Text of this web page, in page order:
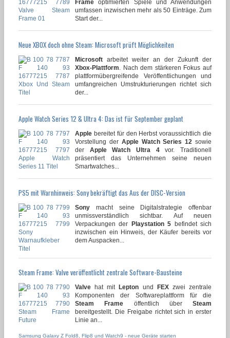
Frame optimierten Spiele und Anwendungen
umfassen inzwischen mehr als 50 Einträge. Zum
Start der...
Neue XBOX doch ohne Steam: Microsoft prüft Möglichkeiten
Microsoft arbeitet weiter an der Zukunft der
Xbox-Plattform. Nach dem stärkeren Fokus auf
plattformübergreifende Veröffentlichungen und
umfangreichen Umstrukturierungen richtet sich
der...
Apple Watch Series 12 & Ultra 4: Das ist für September geplant
Apple bereitet für den Herbst voraussichtlich die
Vorstellung der Apple Watch Series 12 sowie
der Apple Watch Ultra 4vor. Traditionell
präsentiert das Unternehmen seine neuen
Smartwatches...
PS5 mit Warnhinweis: Sony bekräftigt das Aus der DISC-Version
Sony macht seine Digitalstrategie offenbar
unmissverständlich sichtbar. Auf neuen
Verpackungen der
Playstation 5 befindet sich
inzwischen ein Hinweis, der Käufer bereits vor
dem Auspacken...
Steam Frame: Valve veröffentlicht zentrale Software-Bausteine
Valve hat mit Lepton und FEXzwei zentrale
Komponenten der Softwareplattform für die
Steam Frame öffentlich über Steam
bereitgestellt. Die Freigabe richtet sich in erster
Linie an...
Samsung Galaxy Z Fold8, Flip8 und Watch9 - neue Geräte starten